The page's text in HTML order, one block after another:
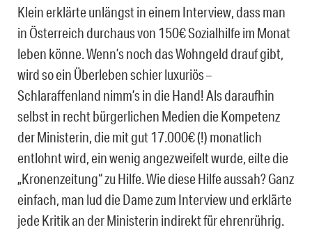
Klein erklärte unlängst in einem Interview, dass man
in Österreich durchaus von 150€ Sozialhilfe im Monat
leben könne. Wenn’s noch das Wohngeld drauf gibt,
wird so ein Überleben schier luxuriös –
Schlaraffenland nimm’s in die Hand! Als daraufhin
selbst in recht bürgerlichen Medien die Kompetenz
der Ministerin, die mit gut 17.000€ (!) monatlich
entlohnt wird, ein wenig angezweifelt wurde, eilte die
„Kronenzeitung“ zu Hilfe. Wie diese Hilfe aussah? Ganz
einfach, man lud die Dame zum Interview und erklärte
jede Kritik an der Ministerin indirekt für ehrenrührig.